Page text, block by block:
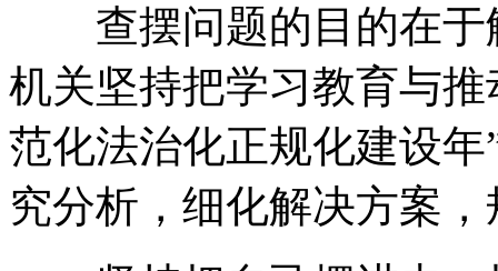
查摆问题的目的在于
机关坚持把学习教育与
范化法治化正规化建设
究分析，细化解决方案